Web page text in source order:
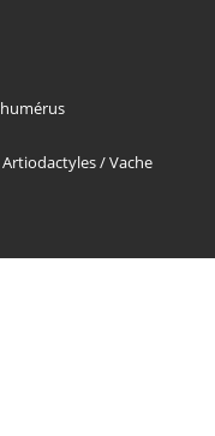
humérus
Artiodactyles/Vache